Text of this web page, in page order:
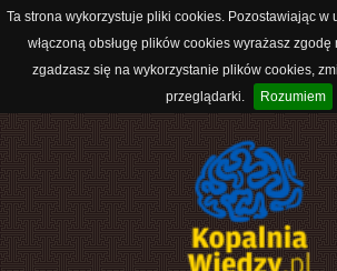
Ta strona wykorzystuje pliki cookies. Pozostawiając w
włączoną obsługę plików cookies wyrażasz
zgadzasz się na wykorzystanie plików cookies,
przeglądarki.
Rozumiem